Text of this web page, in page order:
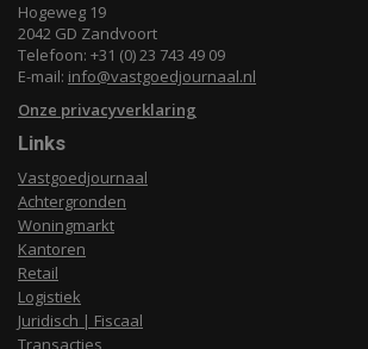
Hogeweg 19
2042 GD Zandvoort
Telefoon: +31 (0) 23 743 49 09
E-mail: info@vastgoedjournaal.nl
Onze privacyverklaring
Links
Vastgoedjournaal
Achtergronden
Woningmarkt
Kantoren
Retail
Logistiek
Juridisch | Fiscaal